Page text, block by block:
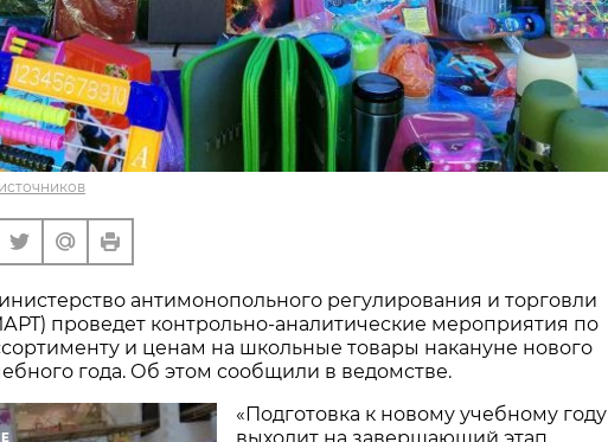
антимонопольного регулирования и торговли
проведет контрольно-аналитические мероприятия по
и ценам на школьные товары накануне нового
года. Об этом сообщили в ведомстве.
«Подготовка к новому учебному году